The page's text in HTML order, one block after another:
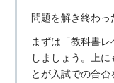
問題を解き終わっ
まずは「教科書
しましょう。上
とが入試での合